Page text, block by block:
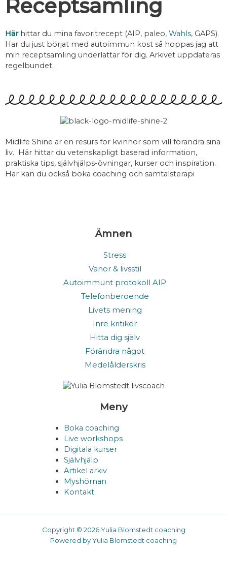
Receptsamling
Härhittar du mina favoritrecept (AIP, paleo, Wahls, GAPS).
Har du just börjat med autoimmun kost så hoppas jag att
min receptsamling underlättar för dig. Arkivet uppdateras
regelbundet.
Midlife Shine är en resurs för kvinnor som vill förändra sina
liv. Här hittar du vetenskapligt baserad information,
praktiska tips, självhjälps-övningar, kurser och inspiration.
Här kan du också boka coaching och samtalsterapi
Ämnen
Stress
Vanor & livsstil
Autoimmunt protokoll AIP
Telefonberoende
Livets mening
Inre kritiker
Hitta dig själv
Förändra något
Medelålderskris
Meny
Boka coaching
Live workshops
Digitala kurser
Självhjälp
Artikel arkiv
Myshörnan
Kontakt
Copyright © 2026 Yulia Blomstedt coaching
Powered by Yulia Blomstedt coaching